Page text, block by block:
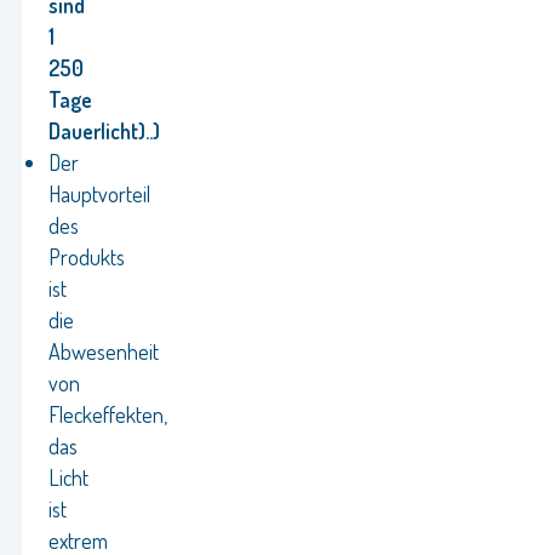
1
250
Tage
Dauerlicht)..)
Der
Hauptvorteil
des
Produkts
ist
die
Abwesenheit
von
Fleckeffekten,
das
Licht
ist
extrem